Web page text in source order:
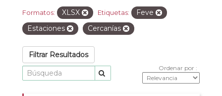
Formatos: XLSX Etiquetas:
Feve
Estaciones
Cercanías
Filtrar Resultados
Ordenar por